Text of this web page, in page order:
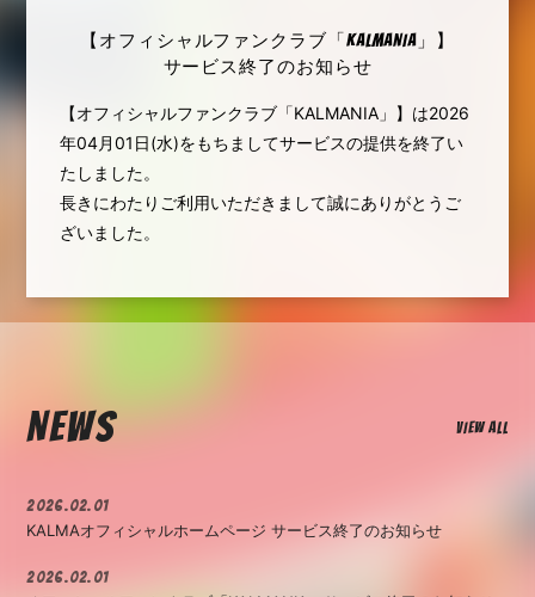
【オフィシャルファンクラブ「KALMANIA」】
サービス終了のお知らせ
【オフィシャルファンクラブ「KALMANIA」】は2026
年04月01日(水)をもちましてサービスの提供を終了い
たしました。
長きにわたりご利用いただきまして誠にありがとうご
ざいました。
NEWS VIEW ALL
2026.02.01
KALMAオフィシャルホームページ サービス終了のお知らせ
2026.02.01